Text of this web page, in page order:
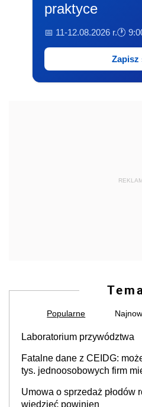
praktyce
📅 11-12.08.2026 r.🕐
Zapisz
Popularne
Laboratorium przywództwa
Fatalne dane z CEIDG:
tys. jednoosobowych firm
Umowa o sprzedaż płodów
wiedzieć powinien